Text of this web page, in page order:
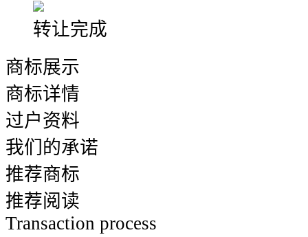
转让完成
商标展示
商标详情
过户资料
我们的承诺
推荐商标
推荐阅读
Transaction process